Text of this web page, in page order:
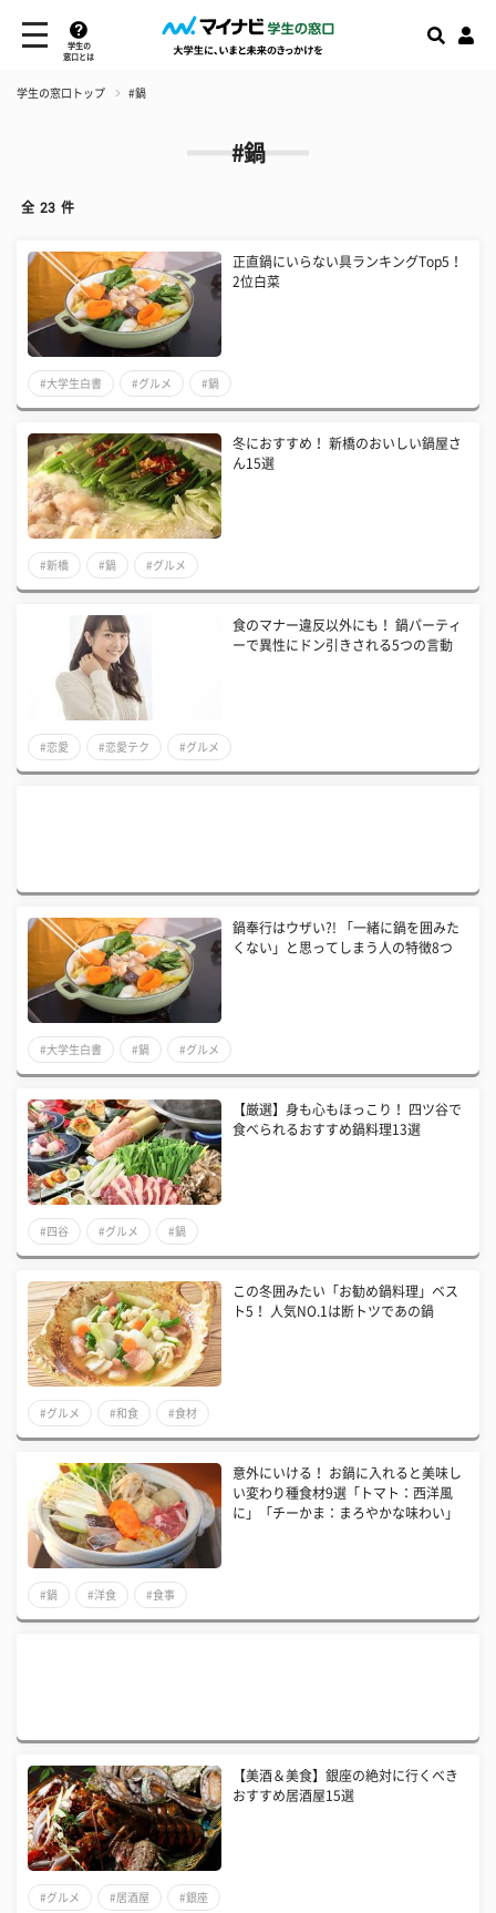
学生の
窓口とは
学生の窓口トップ #鍋
#鍋
全 23 件
正直鍋にいらない具ランキングTop5！
2位白菜
#大学生白書 #グルメ #鍋
冬におすすめ！ 新橋のおいしい鍋屋さ
ん15選
#新橋 #鍋 #グルメ
食のマナー違反以外にも！ 鍋パーティ
ーで異性にドン引きされる5つの言動
#恋愛 #恋愛テク #グルメ
鍋奉行はウザい?! 「一緒に鍋を囲みた
くない」と思ってしまう人の特徴8つ
#大学生白書 #鍋 #グルメ
【厳選】身も心もほっこり！ 四ツ谷で
食べられるおすすめ鍋料理13選
#四谷 #グルメ #鍋
この冬囲みたい「お勧め鍋料理」ベス
ト5！ 人気NO.1は断トツであの鍋
#グルメ #和食 #食材
意外にいける！ お鍋に入れると美味し
い変わり種食材9選「トマト：西洋風
に」「チーかま：まろやかな味わい」
#鍋 #洋食 #食事
【美酒＆美食】銀座の絶対に行くべき
おすすめ居酒屋15選
#グルメ #居酒屋 #銀座